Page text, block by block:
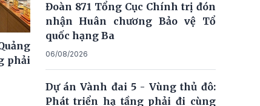
phải
Đoàn 871 Tổng Cục Chính trị đón
nhận Huân chương Bảo vệ Tổ
quốc hạng Ba
06/08/2026
Dự án Vành đai 5 - Vùng thủ đô:
Phát triển hạ tầng phải đi cùng